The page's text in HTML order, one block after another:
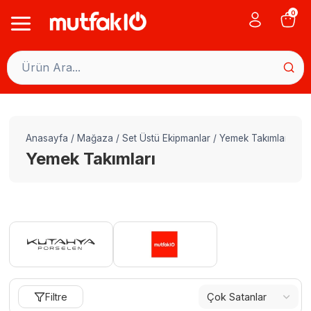
0
Anasayfa / Mağaza / Set Üstü Ekipmanlar / Yemek Takımları
Yemek Takımları
Filtre